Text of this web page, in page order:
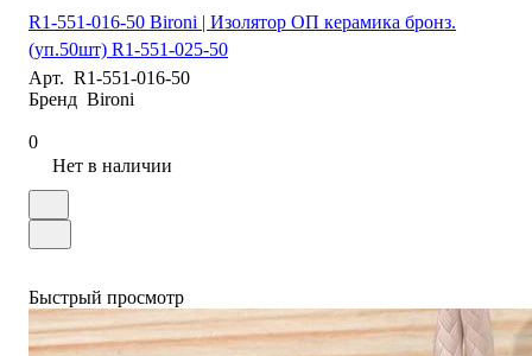
R1-551-016-50 Bironi | Изолятор ОП керамика бронз.
(уп.50шт) R1-551-025-50
Арт. R1-551-016-50
Бренд Bironi
0
Нет в наличии
Быстрый просмотр